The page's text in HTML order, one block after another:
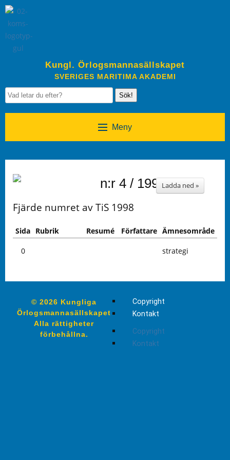
Kungl. Örlogsmannasällskapet
SVERIGES MARITIMA AKADEMI
Sök!
Meny
n:r 4 / 1998Ladda ned »
Fjärde numret av TiS 1998
Sida Rubrik Resumé Författare Ämnesområde
0 strategi
© 2026 Kungliga
Örlogsmannasällskapet
Alla rättigheter
förbehållna.
Copyright
Kontakt
Copyright
Kontakt